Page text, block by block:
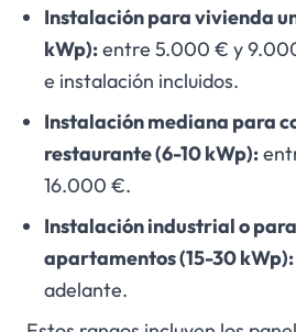
Instalación para vivienda
kWp):entre 5.000 € y
e instalación incluidos.
Instalación mediana para
restaurante (6-10 kWp):
16.000 €.
Instalación industrial o
apartamentos (15-30 kWp):
adelante.